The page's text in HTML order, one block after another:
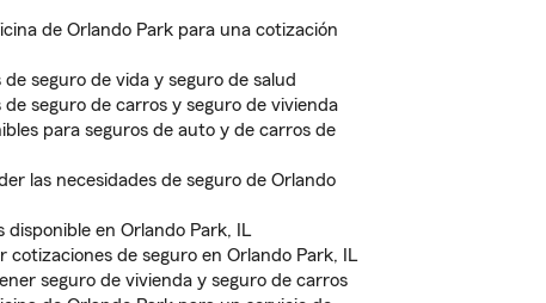
de Orlando Park para una cotización
seguro de vida y seguro de salud
seguro de carros y seguro de vivienda
para seguros de auto y de carros de
las necesidades de seguro de Orlando
disponible en Orlando Park, IL
cotizaciones de seguro en Orlando Park, IL
seguro de vivienda y seguro de carros